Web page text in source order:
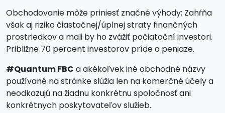
Obchodovanie môže priniesť značné výhody; Zahŕňa
však aj riziko čiastočnej/úplnej straty finančných
prostriedkov a mali by ho zvážiť počiatoční investori.
Približne 70 percent investorov príde o peniaze.
#Quantum FBC a akékoľvek iné obchodné názvy
používané na stránke slúžia len na komerčné účely a
neodkazujú na žiadnu konkrétnu spoločnosť ani
konkrétnych poskytovateľov služieb.